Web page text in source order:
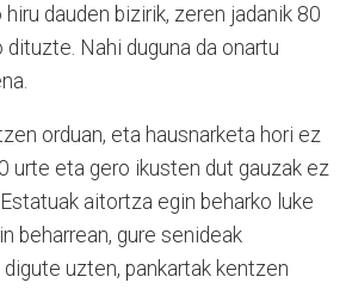
dauden bizirik, zeren jadanik 80
Nahi duguna da onartu
orduan, eta hausnarketa hori ez
urte eta gero ikusten dut gauzak ez
aitortza egin beharko luke
beharrean, gure senideak
uzten, pankartak kentzen